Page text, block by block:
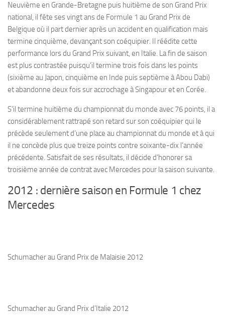
Neuvième en Grande-Bretagne puis huitième de son Grand Prix
national, il fête ses vingt ans de Formule 1 au Grand Prix de
Belgique où il part dernier après un accident en qualification mais
termine cinquième, devançant son coéquipier. Il réédite cette
performance lors du Grand Prix suivant, en Italie. La fin de saison
est plus contrastée puisqu’il termine trois fois dans les points
(sixième au Japon, cinquième en Inde puis septième à Abou Dabi)
et abandonne deux fois sur accrochage à Singapour et en Corée.
S’il termine huitième du championnat du monde avec 76 points, il a
considérablement rattrapé son retard sur son coéquipier qui le
précède seulement d’une place au championnat du monde et à qui
il ne concède plus que treize points contre soixante-dix l’année
précédente. Satisfait de ses résultats, il décide d’honorer sa
troisième année de contrat avec Mercedes pour la saison suivante.
2012 : dernière saison en Formule 1 chez
Mercedes
Schumacher au Grand Prix de Malaisie 2012
Schumacher au Grand Prix d’Italie 2012